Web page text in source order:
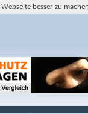
besser zu